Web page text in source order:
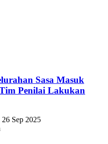
Sasa Masuk
Penilai Lakukan
26 Sep 2025